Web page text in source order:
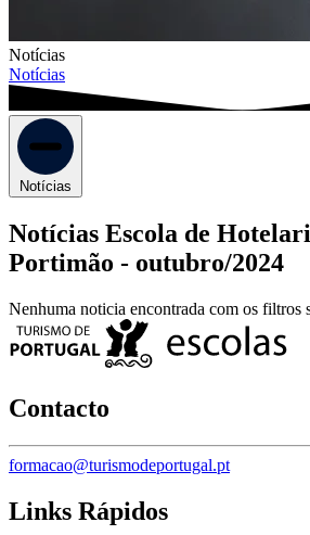
Notícias
Notícias
Notícias
Notícias Escola de
Portimão - outubro/2024
Nenhuma noticia encontrada com os filtros
Contacto
formacao@turismodeportugal.pt
Links Rápidos